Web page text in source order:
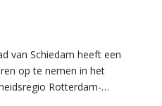
van Schiedam heeft een
op te nemen in het
Rotterdam-